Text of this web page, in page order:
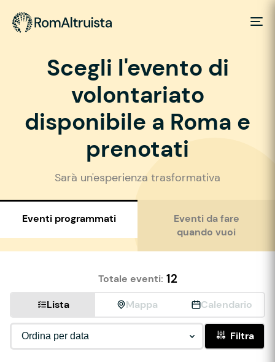
Scegli l'evento di
volontariato
disponibile a Roma e
prenotati
Sarà un'esperienza trasformativa
Eventi programmati
Eventi da fare
quando vuoi
Totale eventi: 12
Lista Mappa Calendario
Filtra